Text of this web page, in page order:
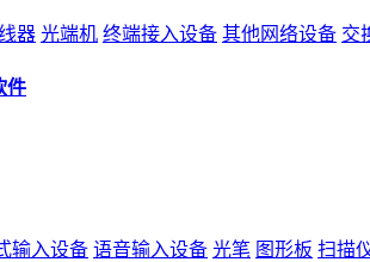
器 光端机 终端接入设备 其他网络设备 交
件
输入设备 语音输入设备 光笔 图形板 扫描